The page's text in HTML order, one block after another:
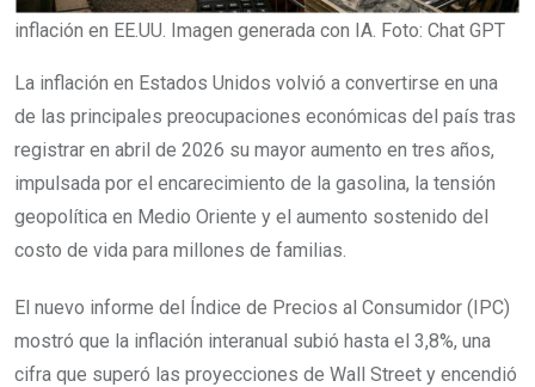
inflación en EE.UU. Imagen generada con IA. Foto: Chat GPT
La inflación en Estados Unidos volvió a convertirse en una
de las principales preocupaciones económicas del país tras
registrar en abril de 2026 su mayor aumento en tres años,
impulsada por el encarecimiento de la gasolina, la tensión
geopolítica en Medio Oriente y el aumento sostenido del
costo de vida para millones de familias.
El nuevo informe del Índice de Precios al Consumidor (IPC)
mostró que la inflación interanual subió hasta el 3,8%, una
cifra que superó las proyecciones de Wall Street y encendió